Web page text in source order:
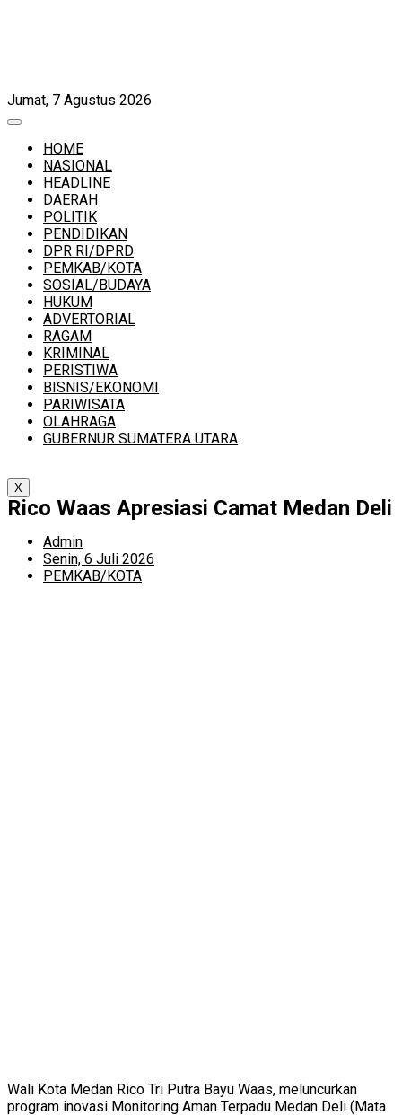
Jumat, 7 Agustus 2026
HOME
NASIONAL
HEADLINE
DAERAH
POLITIK
PENDIDIKAN
DPR RI/DPRD
PEMKAB/KOTA
SOSIAL/BUDAYA
HUKUM
ADVERTORIAL
RAGAM
KRIMINAL
PERISTIWA
BISNIS/EKONOMI
PARIWISATA
OLAHRAGA
GUBERNUR SUMATERA UTARA
X
Rico Waas Apresiasi Camat Medan Deli
Admin
Senin, 6 Juli 2026
PEMKAB/KOTA
Wali Kota Medan Rico Tri Putra Bayu Waas, meluncurkan
program inovasi Monitoring Aman Terpadu Medan Deli (Mata